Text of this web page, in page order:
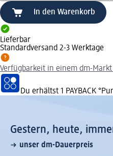
In den Warenkorb
Lieferbar
Standardversand 2-3 Werktage
Verfügbarkeit in einem dm-
Du erhältst 1 PAYBACK
Gestern, heute,
unser dm-Dauerpreis